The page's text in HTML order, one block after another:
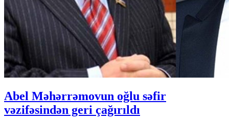
Abel Məhərrəmovun oğlu səfir
vəzifəsindən geri çağırıldı